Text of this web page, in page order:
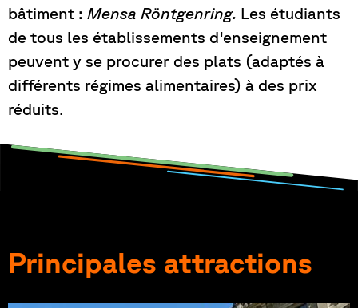
bâtiment : Mensa Röntgenring. Les étudiants
de tous les établissements d'enseignement
peuvent y se procurer des plats (adaptés à
différents régimes alimentaires) à des prix
réduits.
Principales attractions